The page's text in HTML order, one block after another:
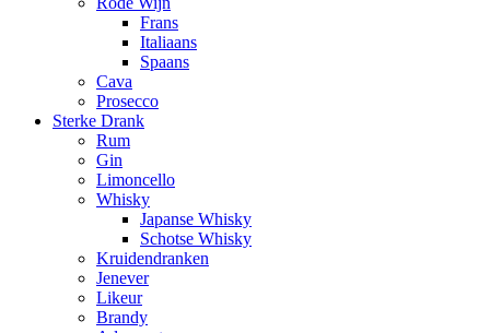
Frans
Italiaans
Spaans
Cava
Prosecco
Sterke Drank
Rum
Gin
Limoncello
Whisky
Japanse Whisky
Schotse Whisky
Kruidendranken
Jenever
Likeur
Brandy